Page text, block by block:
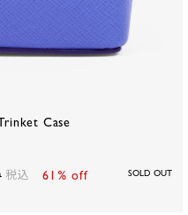
Case
税込 61% off SOLD OUT